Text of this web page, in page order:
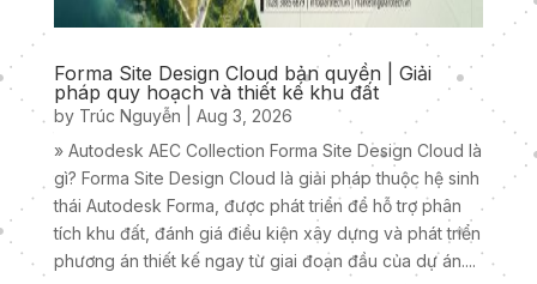
Forma Site Design Cloud bản quyền | Giải
pháp quy hoạch và thiết kế khu đất
by Trúc Nguyễn
Aug 3, 2026
» Autodesk AEC Collection Forma Site Design Cloud là
gì? Forma Site Design Cloud là giải pháp thuộc hệ sinh
thái Autodesk Forma, được phát triển để hỗ trợ phân
tích khu đất, đánh giá điều kiện xây dựng và phát triển
phương án thiết kế ngay từ giai đoạn đầu của dự án....